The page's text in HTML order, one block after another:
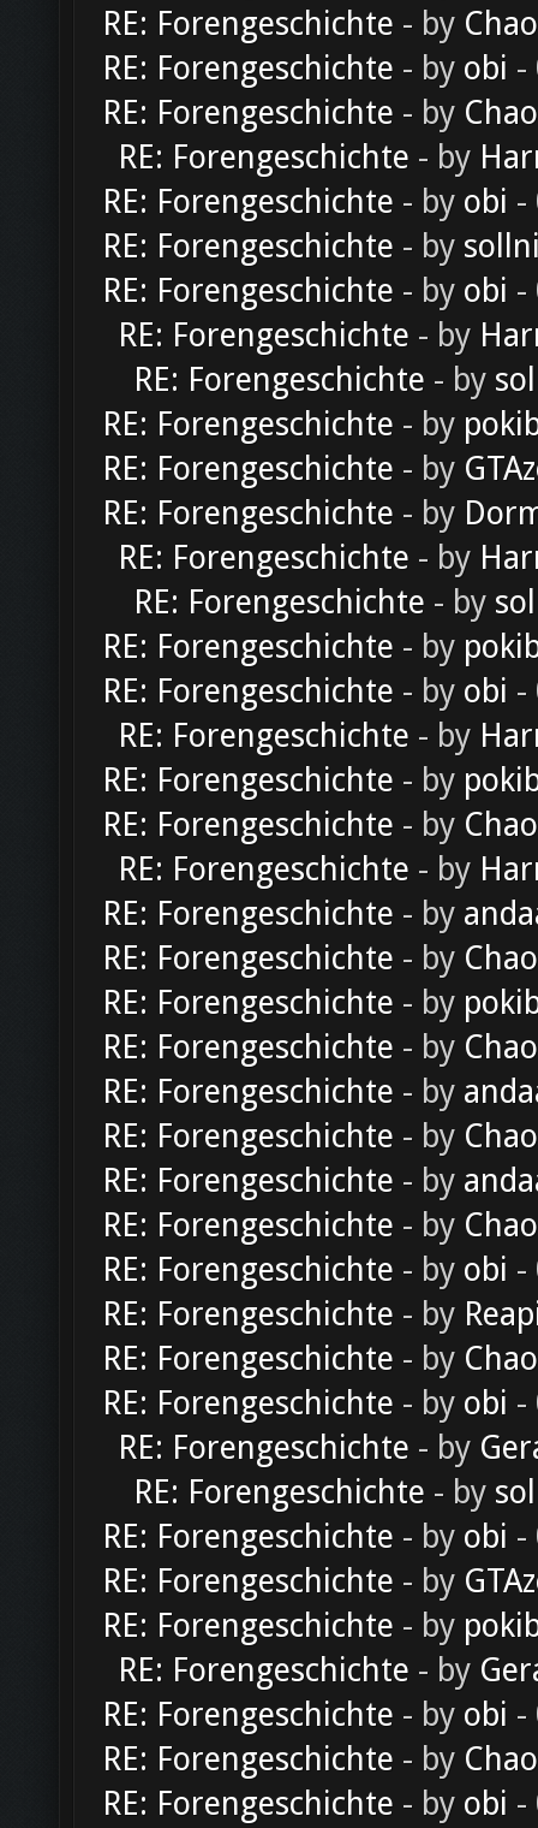
RE: Forengeschichte - by
RE: Forengeschichte - by obi -
RE: Forengeschichte - by
RE: Forengeschichte - by
RE: Forengeschichte - by obi -
RE: Forengeschichte - by
RE: Forengeschichte - by obi -
RE: Forengeschichte - by
RE: Forengeschichte - by
RE: Forengeschichte - by
RE: Forengeschichte - by
RE: Forengeschichte - by
RE: Forengeschichte - by
RE: Forengeschichte - by
RE: Forengeschichte - by
RE: Forengeschichte - by obi -
RE: Forengeschichte - by
RE: Forengeschichte - by
RE: Forengeschichte - by
RE: Forengeschichte - by
RE: Forengeschichte - by
RE: Forengeschichte - by
RE: Forengeschichte - by
RE: Forengeschichte - by
RE: Forengeschichte - by
RE: Forengeschichte - by
RE: Forengeschichte - by
RE: Forengeschichte - by
RE: Forengeschichte - by obi -
RE: Forengeschichte - by
RE: Forengeschichte - by
RE: Forengeschichte - by obi -
RE: Forengeschichte - by
RE: Forengeschichte - by
RE: Forengeschichte - by obi -
RE: Forengeschichte - by
RE: Forengeschichte - by
RE: Forengeschichte - by
RE: Forengeschichte - by obi -
RE: Forengeschichte - by
RE: Forengeschichte - by obi -